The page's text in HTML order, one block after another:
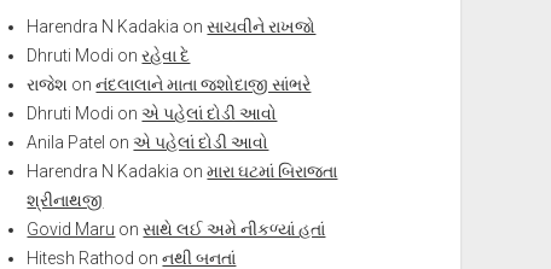
Harendra N Kadakia onસાચવીને રાખજો
Dhruti Modi onરહેવા દે
રાજેશ onનંદલાલાને માતા જશોદાજી સાંભરે
Dhruti Modi onએ પહેલાં દોડી આવો
Anila Patel onએ પહેલાં દોડી આવો
Harendra N Kadakia onમારા ઘટમાં બિરાજતા
શ્રીનાથજી
Govid Maru onસાથે લઈ અમે નીકળ્યાં હતાં
Hitesh Rathod onનથી બનતાં